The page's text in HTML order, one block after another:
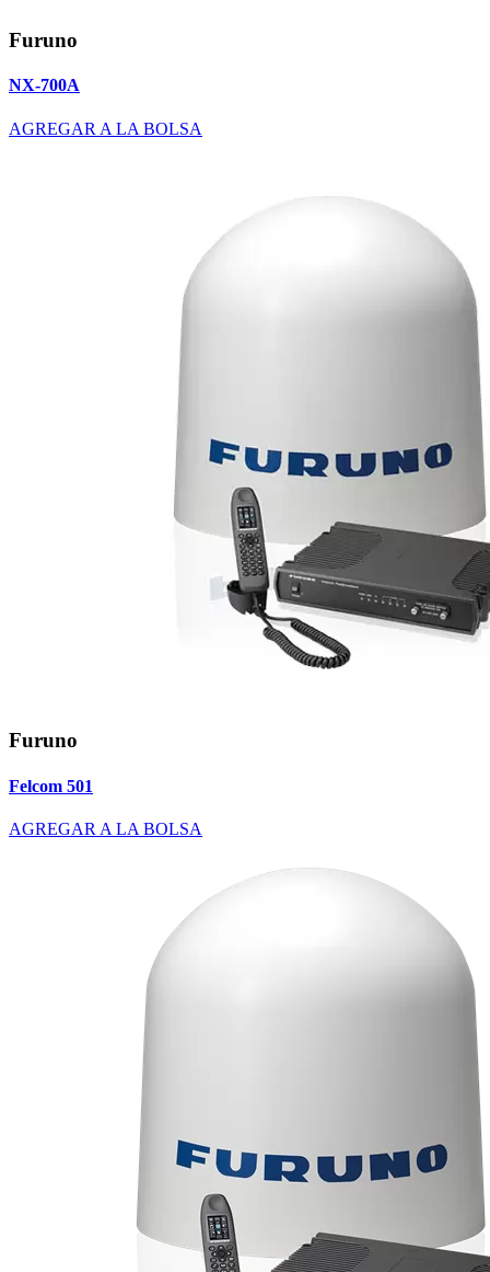
Furuno
NX-700A
AGREGAR A LA BOLSA
Furuno
Felcom 501
AGREGAR A LA BOLSA